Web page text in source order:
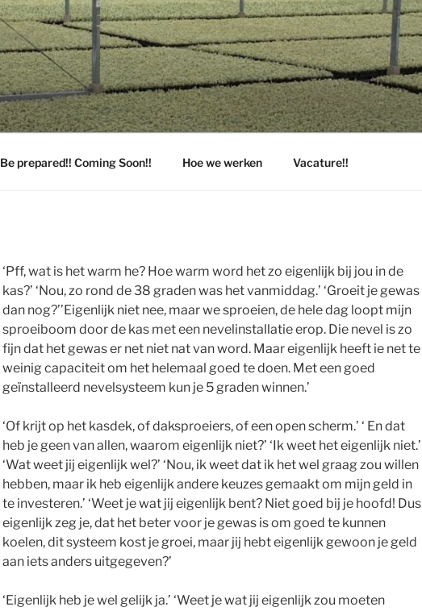
Be prepared!! Coming Soon!! Hoe we werken Vacature!!
‘Pff, wat is het warm he? Hoe warm word het zo eigenlijk bij jou in de
kas?’ ‘Nou, zo rond de 38 graden was het vanmiddag.’ ‘Groeit je gewas
dan nog?’’Eigenlijk niet nee, maar we sproeien, de hele dag loopt mijn
sproeiboom door de kas met een nevelinstallatie erop. Die nevel is zo
fijn dat het gewas er net niet nat van word. Maar eigenlijk heeft ie net te
weinig capaciteit om het helemaal goed te doen. Met een goed
geïnstalleerd nevelsysteem kun je 5 graden winnen.’
‘Of krijt op het kasdek, of daksproeiers, of een open scherm.’ ‘ En dat
heb je geen van allen, waarom eigenlijk niet?’ ‘Ik weet het eigenlijk niet.’
‘Wat weet jij eigenlijk wel?’ ‘Nou, ik weet dat ik het wel graag zou willen
hebben, maar ik heb eigenlijk andere keuzes gemaakt om mijn geld in
te investeren.’ ‘Weet je wat jij eigenlijk bent? Niet goed bij je hoofd! Dus
eigenlijk zeg je, dat het beter voor je gewas is om goed te kunnen
koelen, dit systeem kost je groei, maar jij hebt eigenlijk gewoon je geld
aan iets anders uitgegeven?’
‘Eigenlijk heb je wel gelijk ja.’ ‘Weet je wat jij eigenlijk zou moeten